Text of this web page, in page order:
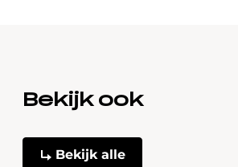
Bekijk ook
Bekijk alle